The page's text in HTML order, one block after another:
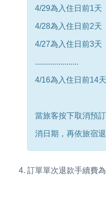
4/29為入住日前1天
4/28為入住日前2天
4/27為入住日前3天
......................
4/16為入住日前14
當旅客按下取消預
消日期，再依旅宿
訂單單次退款手續費為